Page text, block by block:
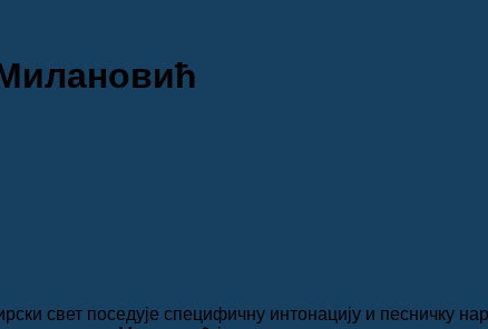
свет поседује специфичну интонацију и песничку